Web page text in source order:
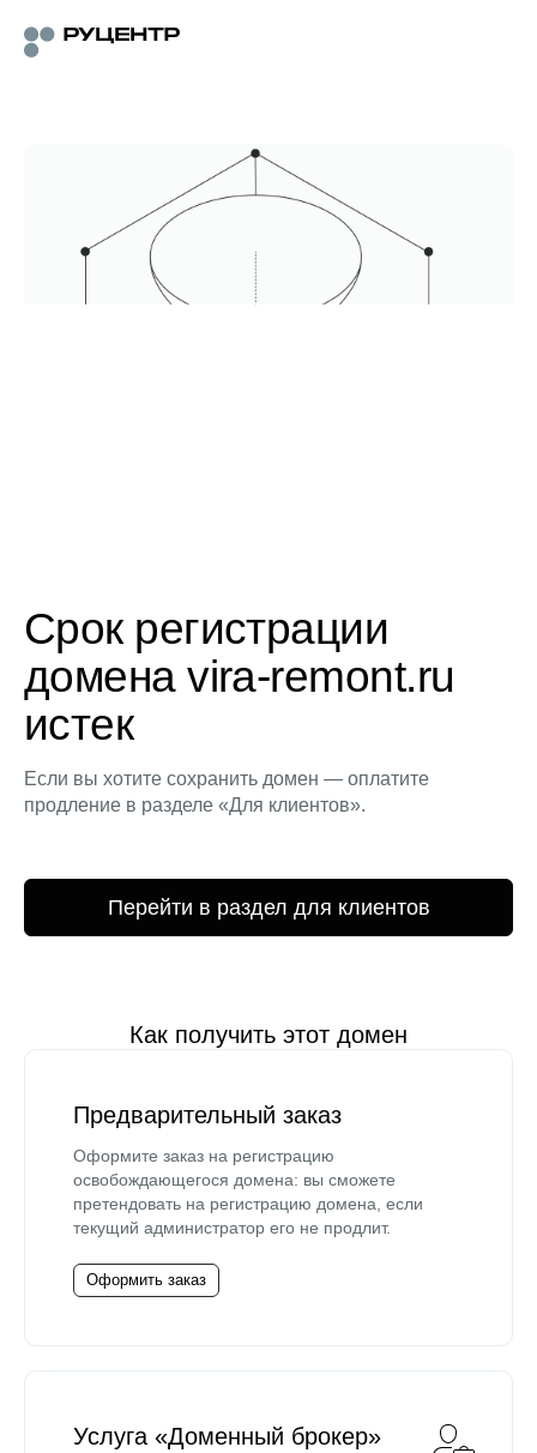
Срок регистрации
домена vira-remont.ru
истек
Если вы хотите сохранить домен — оплатите
продление в разделе «Для клиентов».
Перейти в раздел для клиентов
Как получить этот домен
Предварительный заказ
Оформите заказ на регистрацию
освобождающегося домена: вы сможете
претендовать на регистрацию домена, если
текущий администратор его не продлит.
Оформить заказ
Услуга «Доменный брокер»